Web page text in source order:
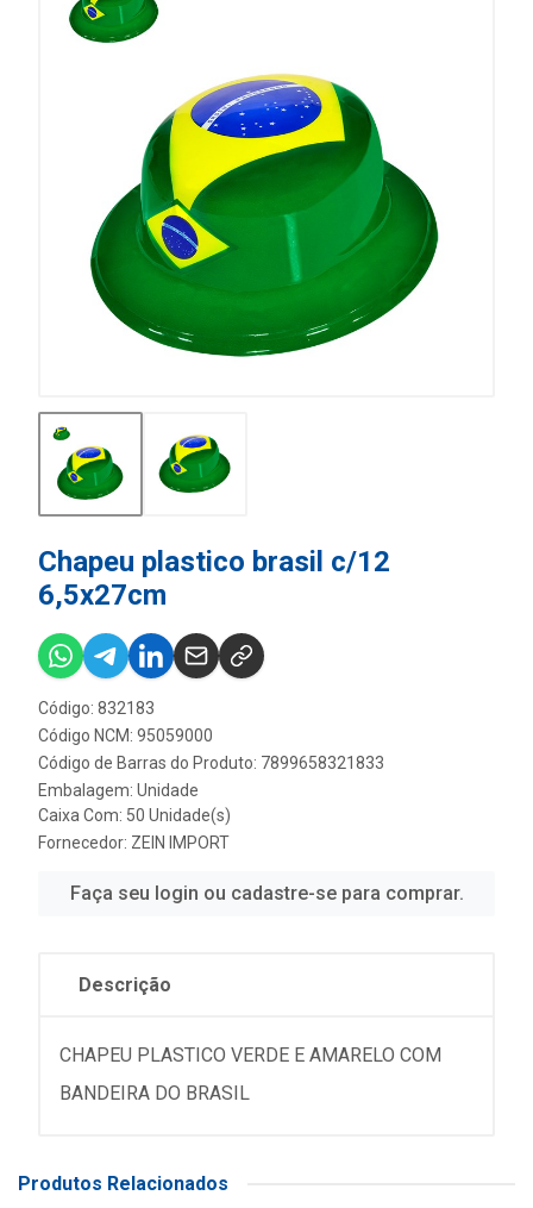
Chapeu plastico brasil c/12
6,5x27cm
Código: 832183
Código NCM: 95059000
Código de Barras do Produto: 7899658321833
Embalagem: Unidade
Caixa Com: 50 Unidade(s)
Fornecedor: ZEIN IMPORT
Faça seu login ou cadastre-se para comprar.
Descrição
CHAPEU PLASTICO VERDE E AMARELO COM
BANDEIRA DO BRASIL
Produtos Relacionados